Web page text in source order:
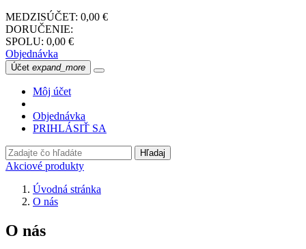
MEDZISÚČET: 0,00 €
DORUČENIE:
SPOLU: 0,00 €
Objednávka
Účet expand_more
Môj účet
Objednávka
PRIHLÁSIŤ SA
Hľadaj
Akciové produkty
Úvodná stránka
O nás
O nás